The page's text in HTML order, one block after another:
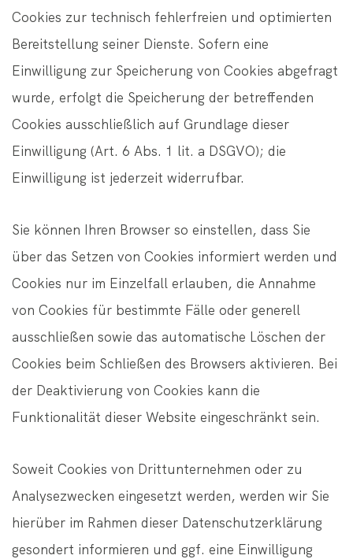
Cookies zur technisch fehlerfreien und optimierten
Bereitstellung seiner Dienste. Sofern eine
Einwilligung zur Speicherung von Cookies abgefragt
wurde, erfolgt die Speicherung der betreffenden
Cookies ausschließlich auf Grundlage dieser
Einwilligung (Art. 6 Abs. 1 lit. a DSGVO); die
Einwilligung ist jederzeit widerrufbar.
Sie können Ihren Browser so einstellen, dass Sie
über das Setzen von Cookies informiert werden und
Cookies nur im Einzelfall erlauben, die Annahme
von Cookies für bestimmte Fälle oder generell
ausschließen sowie das automatische Löschen der
Cookies beim Schließen des Browsers aktivieren. Bei
der Deaktivierung von Cookies kann die
Funktionalität dieser Website eingeschränkt sein.
Soweit Cookies von Drittunternehmen oder zu
Analysezwecken eingesetzt werden, werden wir Sie
hierüber im Rahmen dieser Datenschutzerklärung
gesondert informieren und ggf. eine Einwilligung